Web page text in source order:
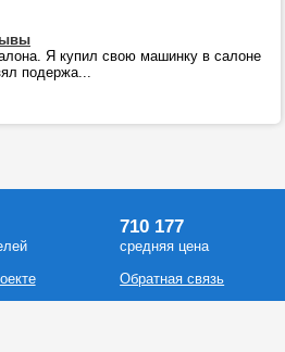
Я купил свою машинку в салоне
подержа...
710 177
средняя цена
Обратная связь